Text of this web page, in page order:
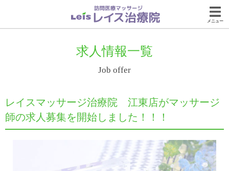
メニュー
求人情報一覧
Job offer
レイスマッサージ治療院 江東店がマッサージ
師の求人募集を開始しました！！！